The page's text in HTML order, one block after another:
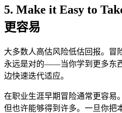
5. Make it Easy to
更容易
大多数人高估风险低估回报。冒
永远是对的——当你学到更多东
边快速迭代适应。
在职业生涯早期冒险通常更容易
但也许能够得到许多。一旦你把